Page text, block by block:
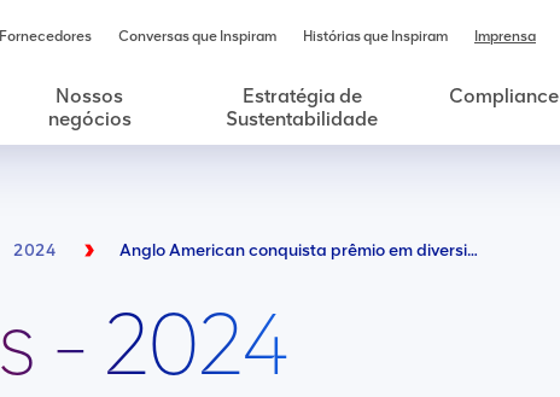
Fornecedores Conversas que Inspiram Histórias que Inspiram Imprensa
Nossos
negócios
Estratégia de
Sustentabilidade
Compliance
- 2024
2024 Anglo American conquista prêmio em diversidade, equidade e inclusão